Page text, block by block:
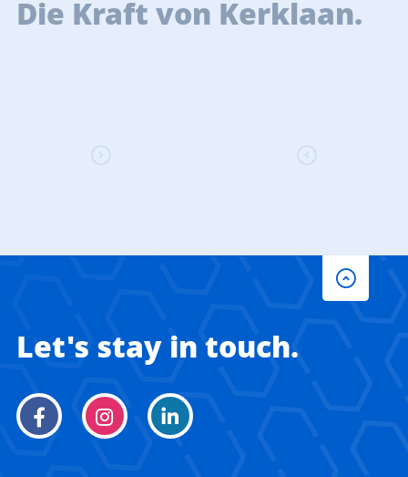
Kraft von Kerklaan.
Let's stay in touch.